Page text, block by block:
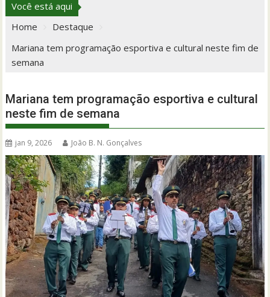
Você está aqui
Home
Destaque
Mariana tem programação esportiva e cultural neste fim de
semana
Mariana tem programação esportiva e cultural
neste fim de semana
jan 9, 2026 João B. N. Gonçalves